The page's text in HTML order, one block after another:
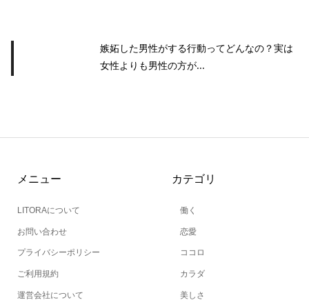
嫉妬した男性がする行動ってどんなの？実は
女性よりも男性の方が...
メニュー
LITORAについて
お問い合わせ
プライバシーポリシー
ご利用規約
運営会社について
カテゴリ
働く
恋愛
ココロ
カラダ
美しさ